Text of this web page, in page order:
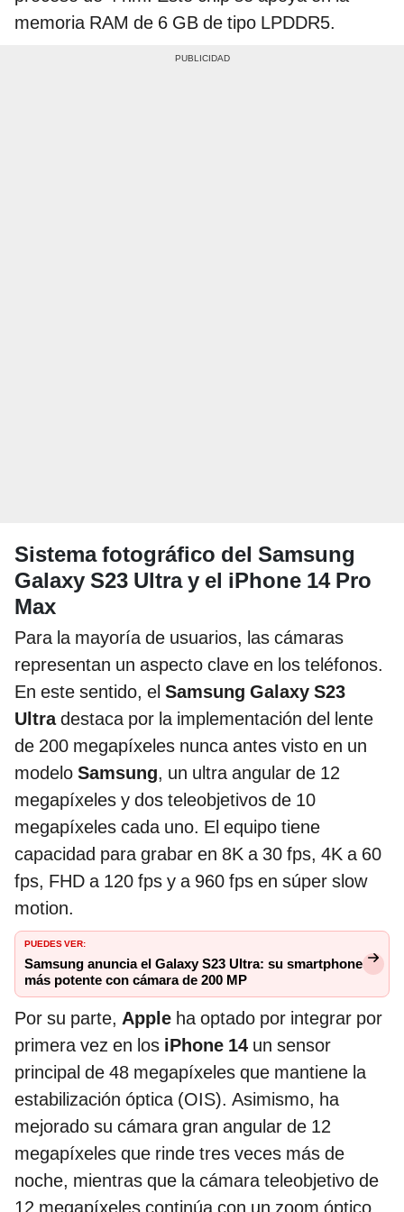
memoria RAM de 6 GB de tipo LPDDR5.
Sistema fotográfico del Samsung
Galaxy S23 Ultra y el iPhone 14 Pro
Max
Para la mayoría de usuarios, las cámaras
representan un aspecto clave en los teléfonos.
En este sentido, el Samsung Galaxy S23
Ultradestaca por la implementación del lente
de 200 megapíxeles nunca antes visto en un
modelo Samsung, un ultra angular de 12
megapíxeles y dos teleobjetivos de 10
megapíxeles cada uno. El equipo tiene
capacidad para grabar en 8K a 30 fps, 4K a 60
fps, FHD a 120 fps y a 960 fps en súper slow
motion.
PUEDES VER:
Samsung anuncia el Galaxy S23 Ultra: su smartphone
más potente con cámara de 200 MP
Por su parte, Apple ha optado por integrar por
primera vez en los iPhone 14 un sensor
principal de 48 megapíxeles que mantiene la
estabilización óptica (OIS). Asimismo, ha
mejorado su cámara gran angular de 12
megapíxeles que rinde tres veces más de
noche, mientras que la cámara teleobjetivo de
12 megapíxeles continúa con un zoom óptico